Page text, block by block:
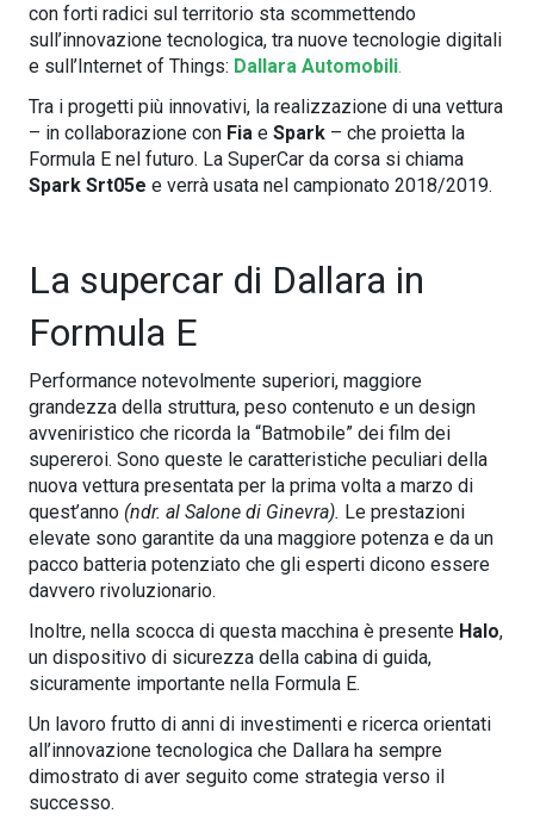
con forti radici sul territorio sta scommettendo
sull’innovazione tecnologica, tra nuove tecnologie digitali
e sull’Internet of Things: Dallara Automobili.
Tra i progetti più innovativi, la realizzazione di una vettura
– in collaborazione con Fia e Spark – che proietta la
Formula E nel futuro. La SuperCar da corsa si chiama
Spark Srt05e e verrà usata nel campionato 2018/2019.
La supercar di Dallara in
Formula E
Performance notevolmente superiori, maggiore
grandezza della struttura, peso contenuto e un design
avveniristico che ricorda la “Batmobile” dei film dei
supereroi. Sono queste le caratteristiche peculiari della
nuova vettura presentata per la prima volta a marzo di
quest’anno (ndr. al Salone di Ginevra). Le prestazioni
elevate sono garantite da una maggiore potenza e da un
pacco batteria potenziato che gli esperti dicono essere
davvero rivoluzionario.
Inoltre, nella scocca di questa macchina è presente Halo,
un dispositivo di sicurezza della cabina di guida,
sicuramente importante nella Formula E.
Un lavoro frutto di anni di investimenti e ricerca orientati
all’innovazione tecnologica che Dallara ha sempre
dimostrato di aver seguito come strategia verso il
successo.